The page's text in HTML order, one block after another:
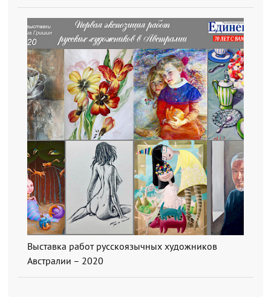
Выставка работ русскоязычных художников
Австралии – 2020